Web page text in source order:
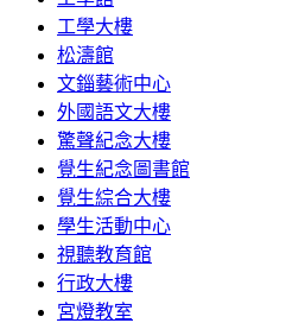
工學大樓
松濤館
文錙藝術中心
外國語文大樓
驚聲紀念大樓
覺生紀念圖書館
覺生綜合大樓
學生活動中心
視聽教育館
行政大樓
宮燈教室